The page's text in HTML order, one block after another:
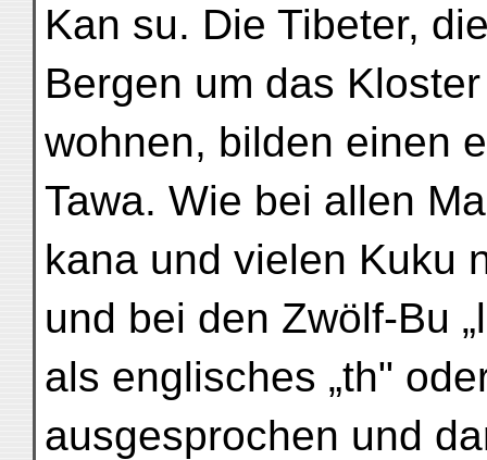
Kan su. Die Tibeter,
Bergen um das Kloster
wohnen, bilden einen
Tawa. Wie bei allen
kana und vielen Kuku
und bei den Zwölf-Bu
als englisches „th"
ausgesprochen und